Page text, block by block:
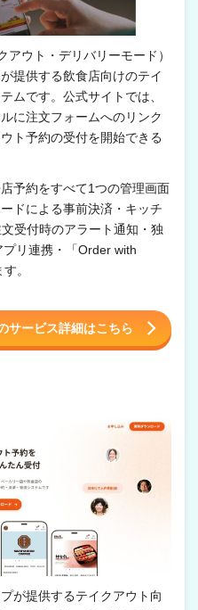
ウト・デリバリーモード）
提供する飲食店向けのテイ
ムです。公式サイトでは、
に注文フォームへのリンク
ト予約の受付を開始できる
予約をすべて1つの管理画面
ドによる事前決済・キッチ
受付時のアラート通知・独
リ連携・「Order with
。
サービス詳細はこちら
が提供するテイクアウト向